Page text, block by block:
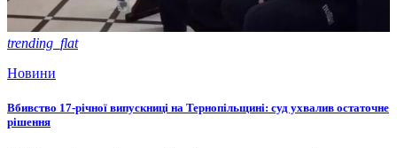
trending_flat
Новини
Вбивство 17-річної випускниці на Тернопільщині: суд ухвалив остаточне
рішення